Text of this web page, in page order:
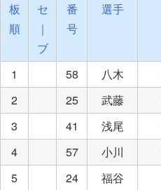
板
順
セ
｜
ブ
番
号
選手
1 58 八木
2
25 武藤
3
41 浅尾
4
57 小川
5
24 福谷